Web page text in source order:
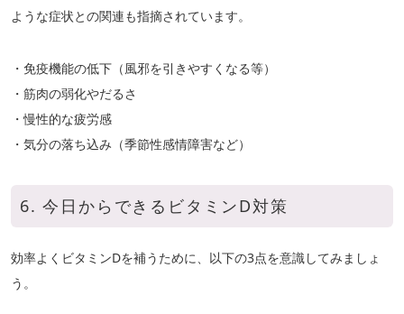
ような症状との関連も指摘されています。
・免疫機能の低下（風邪を引きやすくなる等）
・筋肉の弱化やだるさ
・慢性的な疲労感
・気分の落ち込み（季節性感情障害など）
6. 今日からできるビタミンD対策
効率よくビタミンDを補うために、以下の3点を意識してみましょ
う。